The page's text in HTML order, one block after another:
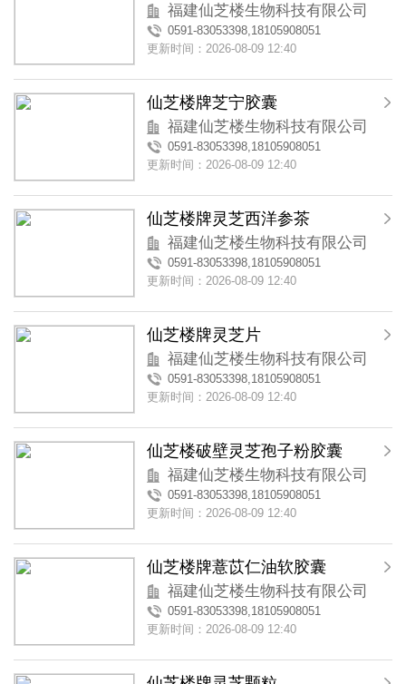
福建仙芝楼生物科技有限公司
0591-83053398,18105908051
更新时间：2026-08-09 12:40
仙芝楼牌芝宁胶囊
福建仙芝楼生物科技有限公司
0591-83053398,18105908051
更新时间：2026-08-09 12:40
仙芝楼牌灵芝西洋参茶
福建仙芝楼生物科技有限公司
0591-83053398,18105908051
更新时间：2026-08-09 12:40
仙芝楼牌灵芝片
福建仙芝楼生物科技有限公司
0591-83053398,18105908051
更新时间：2026-08-09 12:40
仙芝楼破壁灵芝孢子粉胶囊
福建仙芝楼生物科技有限公司
0591-83053398,18105908051
更新时间：2026-08-09 12:40
仙芝楼牌薏苡仁油软胶囊
福建仙芝楼生物科技有限公司
0591-83053398,18105908051
更新时间：2026-08-09 12:40